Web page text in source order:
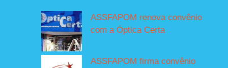
ASSFAPOM renova convênio
com a Óptica Certa
ASSFAPOM firma convênio